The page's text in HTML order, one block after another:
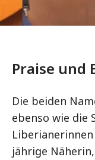
Praise und
Die beiden
ebenso wie die
jährige